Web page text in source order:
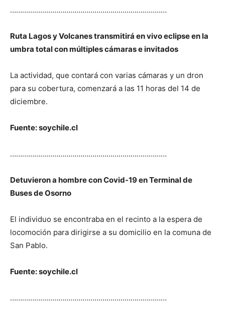
……………………………………………………………………
Ruta Lagos y Volcanes transmitirá en vivo eclipse en la
umbra total con múltiples cámaras e invitados
La actividad, que contará con varias cámaras y un dron
para su cobertura, comenzará a las 11 horas del 14 de
diciembre.
Fuente: soychile.cl
……………………………………………………………………
Detuvieron a hombre con Covid-19 en Terminal de
Buses de Osorno
El individuo se encontraba en el recinto a la espera de
locomoción para dirigirse a su domicilio en la comuna de
San Pablo.
Fuente: soychile.cl
……………………………………………………………………